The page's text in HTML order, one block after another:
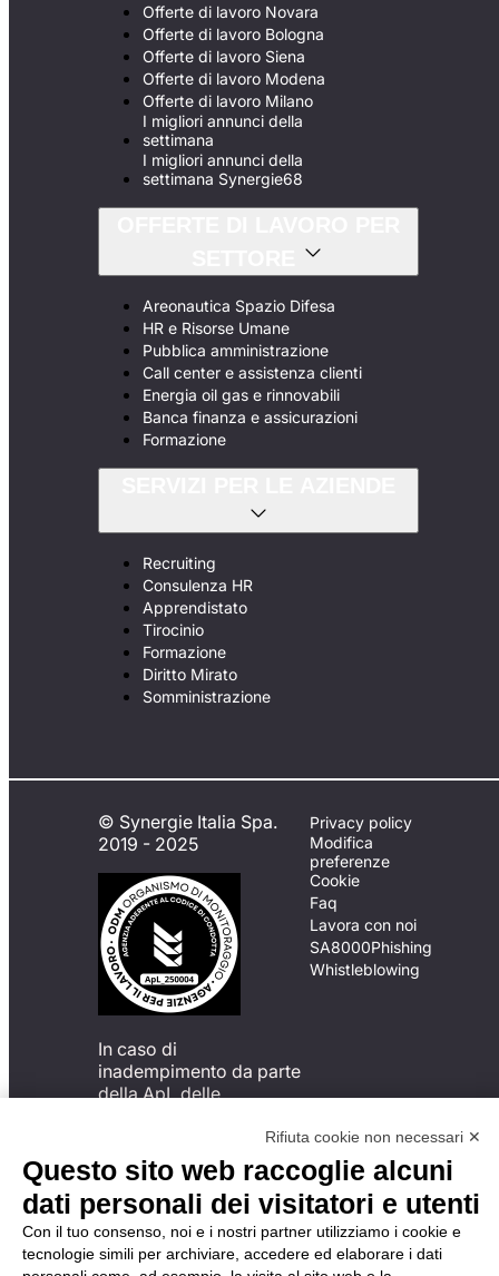
Offerte di lavoro Novara
Offerte di lavoro Bologna
Offerte di lavoro Siena
Offerte di lavoro Modena
Offerte di lavoro Milano
I migliori annunci della
settimana
I migliori annunci della
settimana Synergie68
Areonautica Spazio Difesa
HR e Risorse Umane
Pubblica amministrazione
Call center e assistenza clienti
Energia oil gas e rinnovabili
Banca finanza e assicurazioni
Formazione
Recruiting
Consulenza HR
Apprendistato
Tirocinio
Formazione
Diritto Mirato
Somministrazione
© Synergie Italia Spa.
2019 - 2025
In caso di
inadempimento da parte
della ApL delle
del Codice di Condotta, è
possibile presentare un
reclamo
all’Organismo di
Monitoraggio utilizzando
una delle modalità
descritte al seguente
Privacy policy
Modifica
preferenze
Cookie
Faq
Lavora con noi
SA8000Phishing
Whistleblowing
Rifiuta cookie non necessari ✕
Questo sito web raccoglie alcuni
dati personali dei visitatori e utenti
Con il tuo consenso, noi e i nostri partner utilizziamo i cookie e
tecnologie simili per archiviare, accedere ed elaborare i dati